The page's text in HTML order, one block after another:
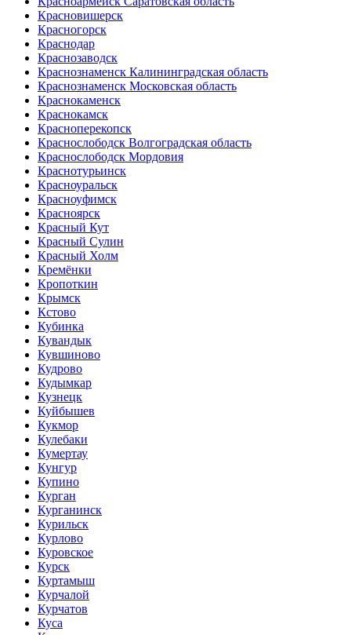
Красновишерск
Красногорск
Краснодар
Краснозаводск
Краснознаменск Калининградская область
Краснознаменск Московская область
Краснокаменск
Краснокамск
Красноперекопск
Краснослободск Волгоградская область
Краснослободск Мордовия
Краснотурьинск
Красноуральск
Красноуфимск
Красноярск
Красный Кут
Красный Сулин
Красный Холм
Кремёнки
Кропоткин
Крымск
Кстово
Кубинка
Кувандык
Кувшиново
Кудрово
Кудымкар
Кузнецк
Куйбышев
Кукмор
Кулебаки
Кумертау
Кунгур
Купино
Курган
Курганинск
Курильск
Курлово
Куровское
Курск
Куртамыш
Курчалой
Курчатов
Куса